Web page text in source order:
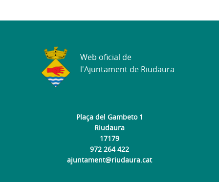
Plaça del Gambeto 1
Riudaura
17179
972 264 422
ajuntament@riudaura.cat
Web oficial de
l'Ajuntament de Riudaura